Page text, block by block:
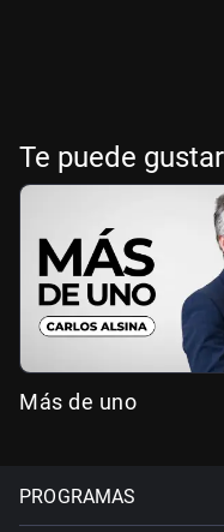
Te puede gustar
Más de uno
PROGRAMAS